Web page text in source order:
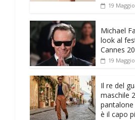
19
Michael
look al
Cannes
19
Il re del
maschile
è il capo